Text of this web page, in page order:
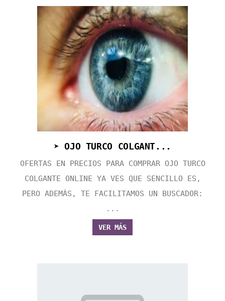
➤ OJO TURCO COLGANT...
OFERTAS EN PRECIOS PARA COMPRAR OJO TURCO
COLGANTE ONLINE YA VES QUE SENCILLO ES,
PERO ADEMÁS, TE FACILITAMOS UN BUSCADOR:
...
VER MÁS